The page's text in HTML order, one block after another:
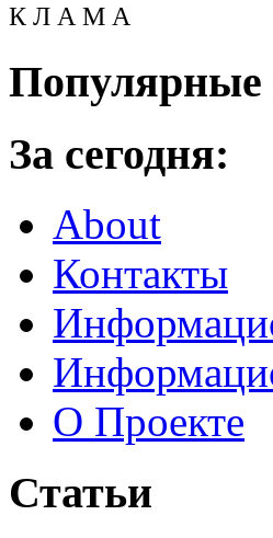
К Л А М А
Популярные
За сегодня:
About
Контакты
О Проекте
Статьи